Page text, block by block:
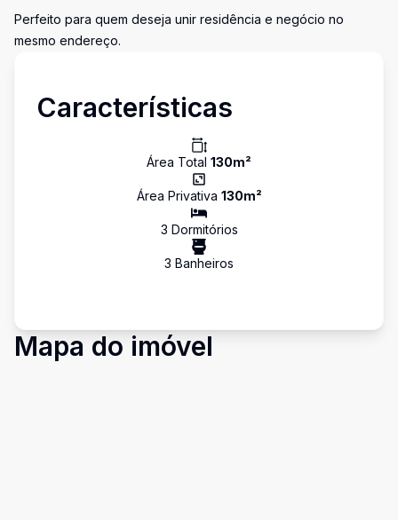
Perfeito para quem deseja unir residência e negócio no
mesmo endereço.
Características
Área Total 130m²
Área Privativa 130m²
3 Dormitórios
3 Banheiros
Mapa do imóvel